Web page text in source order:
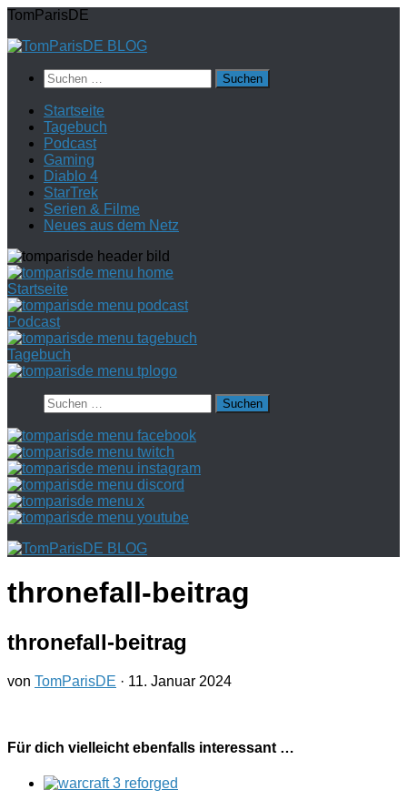
Zum
springen
TomParisDE
Suchen
nach:
Startseite
Tagebuch
Podcast
Gaming
Diablo 4
StarTrek
Serien & Filme
Neues aus dem Netz
Startseite
Podcast
Tagebuch
Suchen
nach:
thronefall-beitrag
thronefall-beitrag
von TomParisDE · 11. Januar 2024
Für dich vielleicht ebenfalls interessant …